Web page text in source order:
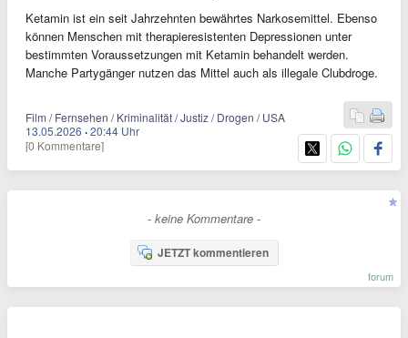
Ketamin ist ein seit Jahrzehnten bewährtes Narkosemittel. Ebenso
können Menschen mit therapieresistenten Depressionen unter
bestimmten Voraussetzungen mit Ketamin behandelt werden.
Manche Partygänger nutzen das Mittel auch als illegale Clubdroge.
Film / Fernsehen / Kriminalität / Justiz / Drogen / USA
13.05.2026 ·20:44 Uhr
[0 Kommentare]
- keine Kommentare -
JETZT kommentieren
forum